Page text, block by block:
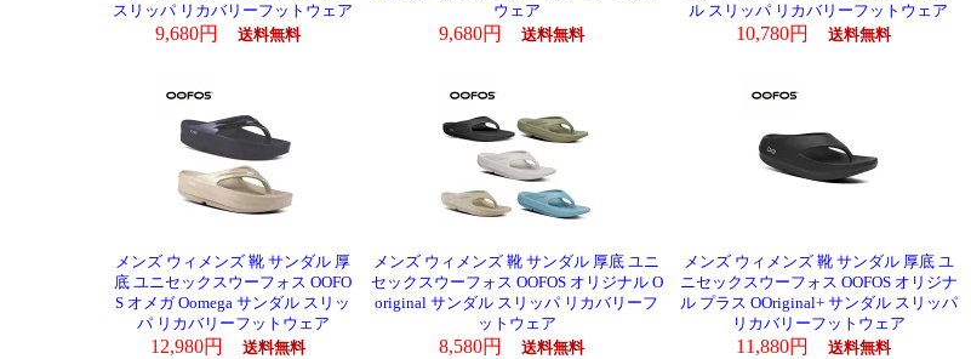
スリッパ リカバリーフットウェア
9,680円 送料無料
ウェア
9,680円 送料無料
ル スリッパ リカバリーフットウェア
10,780円 送料無料
メンズ ウィメンズ 靴 サンダル 厚
底 ユニセックスウーフォス OOFO
S オメガ Oomega サンダル スリッ
パ リカバリーフットウェア
12,980円 送料無料
メンズ ウィメンズ 靴 サンダル 厚底 ユニ
セックスウーフォス OOFOS オリジナル O
original サンダル スリッパ リカバリーフ
ットウェア
8,580円 送料無料
メンズ ウィメンズ 靴 サンダル 厚底 ユ
ニセックスウーフォス OOFOS オリジナ
ル プラス OOriginal+ サンダル スリッパ
リカバリーフットウェア
11,880円 送料無料